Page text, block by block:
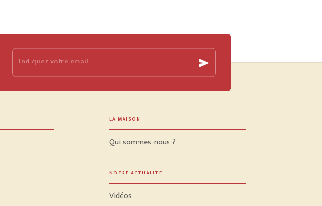
Indiquez votre email send
LA MAISON
Qui sommes-nous ?
NOTRE ACTUALITÉ
Vidéos